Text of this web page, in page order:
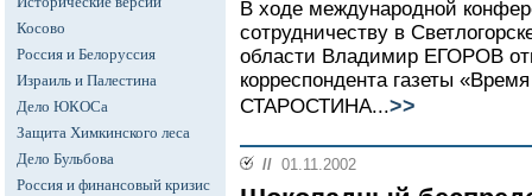
Косово
Россия и Белоруссия
Израиль и Палестина
Дело ЮКОСа
Защита Химкинского леса
Дело Бульбова
Россия и финансовый кризис
В ходе международной
сотрудничеству в
области Владимир ЕГОРОВ
корреспондента газеты
СТАРОСТИНА...>>
// 01.11.2002